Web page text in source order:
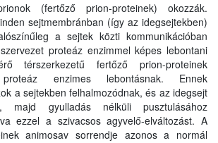
(fertőző prion-proteinek) okozzák.
sejtmembránban (így az idegsejtekben)
a sejtek közti kommunikációban
proteáz enzimmel képes lebontani
térszerkezetű fertőző prion-proteinek
enzimes lebontásnak. Ennek
a sejtekben felhalmozódnak, és az idegsejt
majd gyulladás nélküli pusztulásához
ezzel a szivacsos agyvelő-elváltozást. A
animosav sorrendje azonos a normál